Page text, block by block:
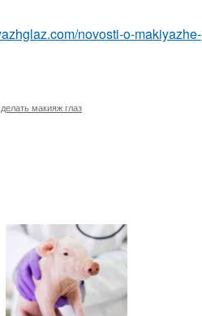
novosti-o-makiyazhe-
макияж глаз